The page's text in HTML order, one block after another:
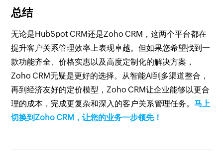
总结
无论是HubSpot CRM还是Zoho CRM，这两个平台都在
提升客户关系管理效率上表现卓越。但如果您希望找到一
款功能齐全、价格实惠以及高度定制化的解决方案，
Zoho CRM无疑是更好的选择。从智能AI到多渠道整合，
再到经济友好的定价模型，Zoho CRM让企业能够以更合
理的成本，完成更复杂和深入的客户关系管理任务。马上
切换到Zoho CRM，让您的业务一步领先！